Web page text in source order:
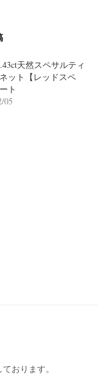
天然スペサルティ
ット【レッドスペ
ト
05
おります。